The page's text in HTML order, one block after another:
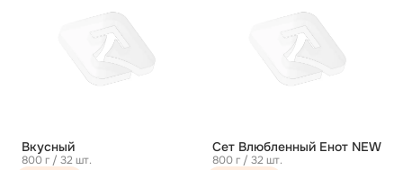
Вкусный
800 г / 32 шт.
Сет Влюбленный Енот NEW
800 г / 32 шт.